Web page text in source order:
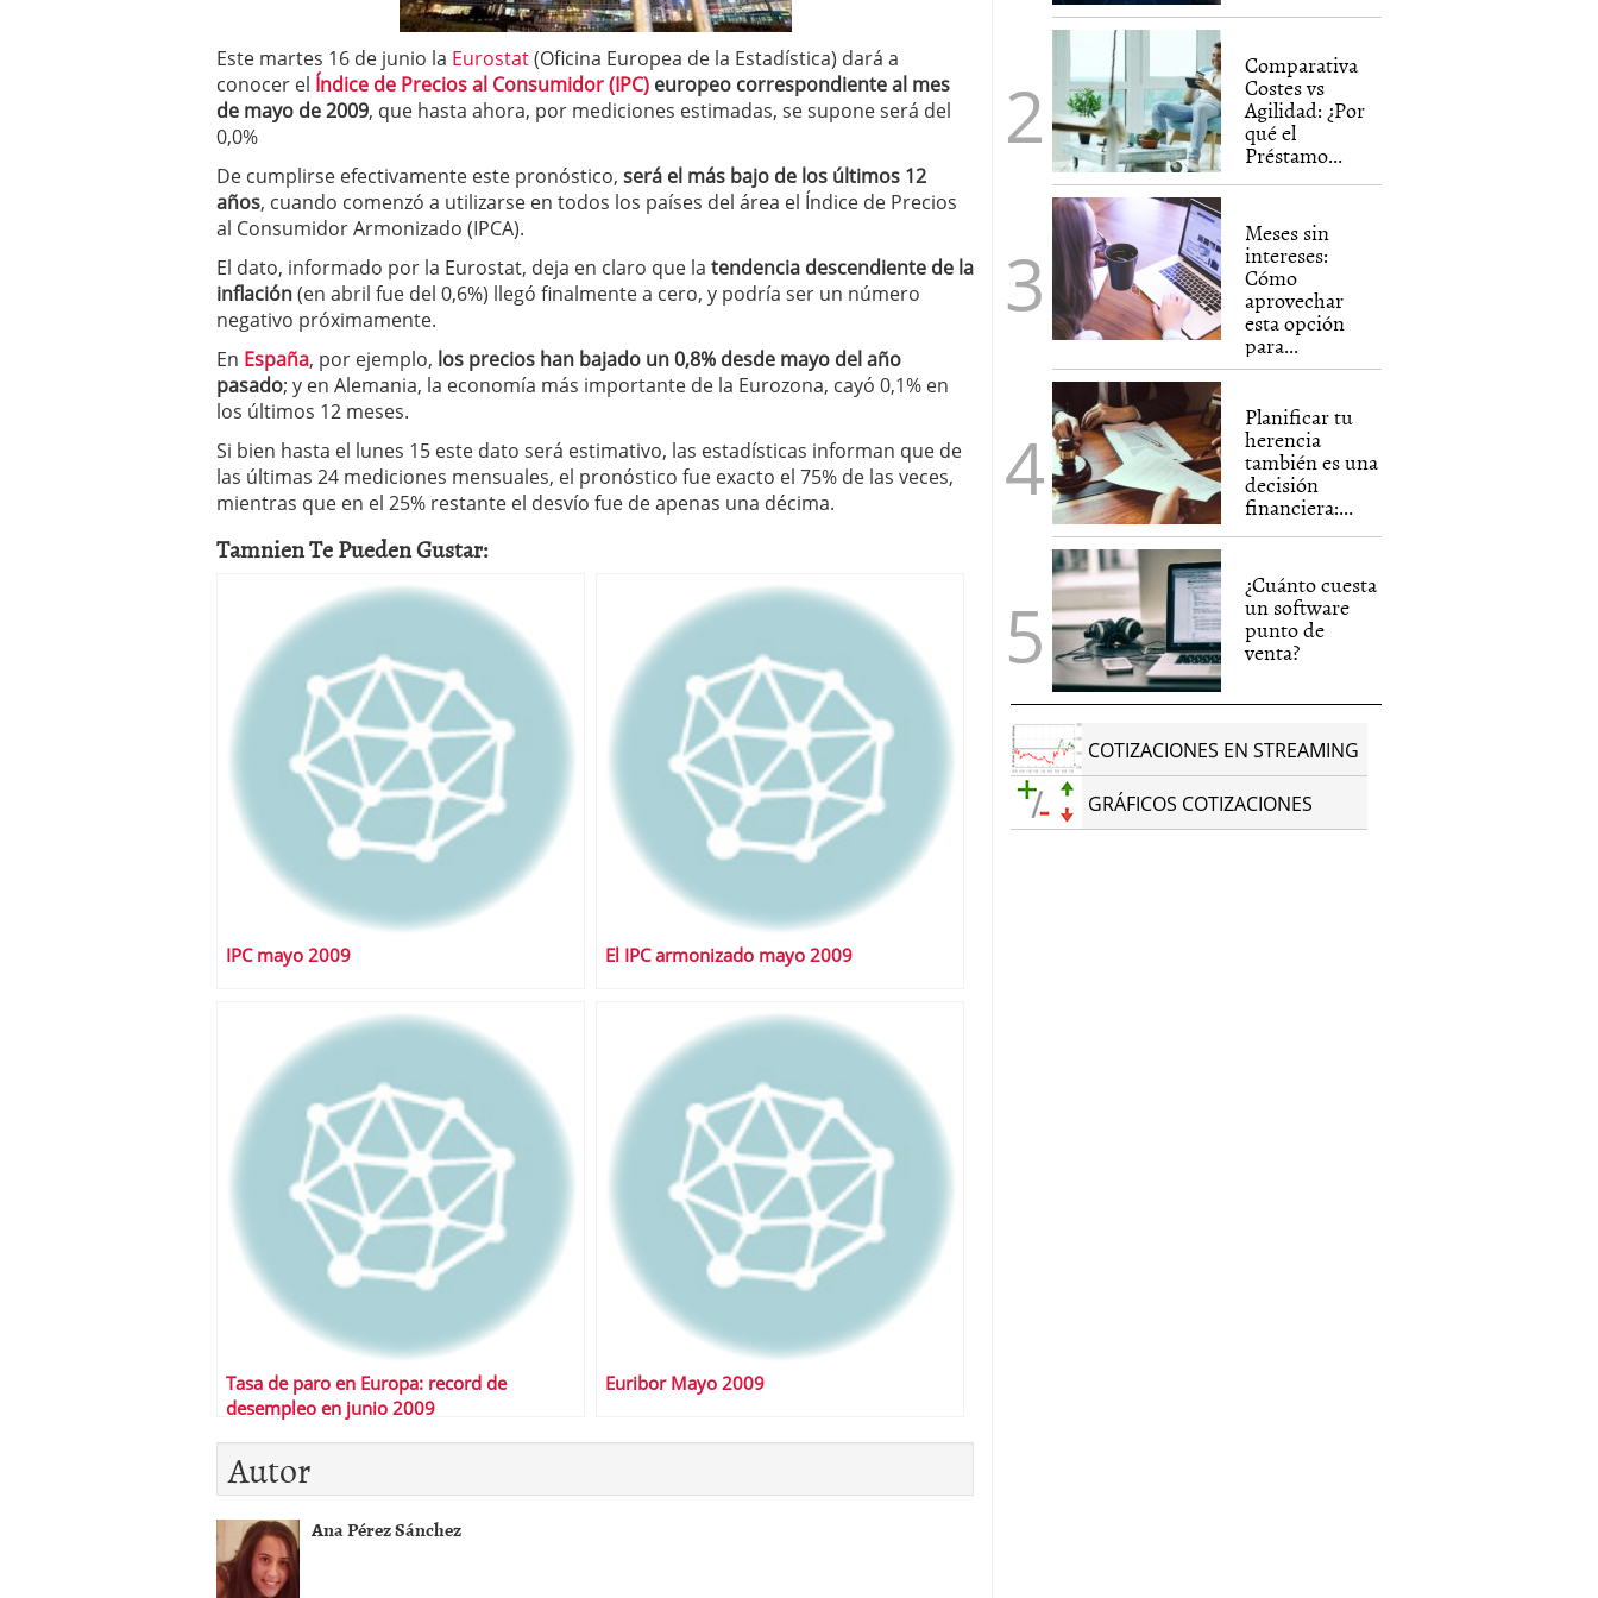
a los costes 21 de noviembre de 2025
¿Cuánto cuesta un software punto de venta? 3 de octubre de 2025
Este martes 16 de junio la Eurostat(Oficina Europea de la Estadística) dará a
conocer el Índice de Precios al Consumidor (IPC) europeo correspondiente al mes
de mayo de 2009, que hasta ahora, por mediciones estimadas, se supone será del
0,0%
De cumplirse efectivamente este pronóstico, será el más bajo de los últimos 12
años, cuando comenzó a utilizarse en todos los países del área el Índice de Precios
al Consumidor Armonizado (IPCA).
El dato, informado por la Eurostat, deja en claro que la tendencia descendiente de la
inflación(en abril fue del 0,6%) llegó finalmente a cero, y podría ser un número
negativo próximamente.
En España, por ejemplo, los precios han bajado un 0,8% desde mayo del año
pasado; y en Alemania, la economía más importante de la Eurozona, cayó 0,1% en
los últimos 12 meses.
Si bien hasta el lunes 15 este dato será estimativo, las estadísticas informan que de
las últimas 24 mediciones mensuales, el pronóstico fue exacto el 75% de las veces,
mientras que en el 25% restante el desvío fue de apenas una décima.
Tamnien Te Pueden Gustar:
IPC mayo 2009 El IPC armonizado mayo 2009
Tasa de paro en Europa: record de
desempleo en junio 2009
Euribor Mayo 2009
Autor
Ana Pérez Sánchez
Comparativa
Costes vs
Agilidad: ¿Por
qué el
Préstamo...
Meses sin
intereses:
Cómo
aprovechar
esta opción
para...
Planificar tu
herencia
también es una
decisión
financiera:...
¿Cuánto cuesta
un software
punto de
venta?
COTIZACIONES EN STREAMING
GRÁFICOS COTIZACIONES